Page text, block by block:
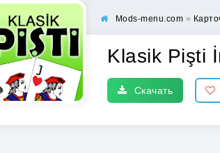
Mods-menu.com »
Klasik Pişti
Скачать